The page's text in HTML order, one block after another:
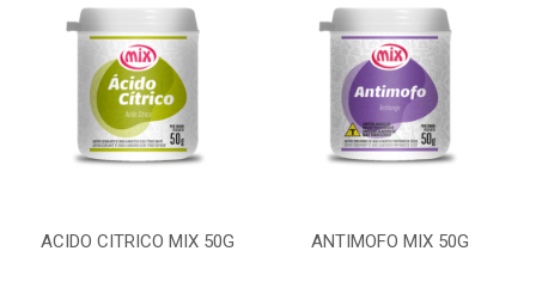
ACIDO CITRICO MIX 50G ANTIMOFO MIX 50G